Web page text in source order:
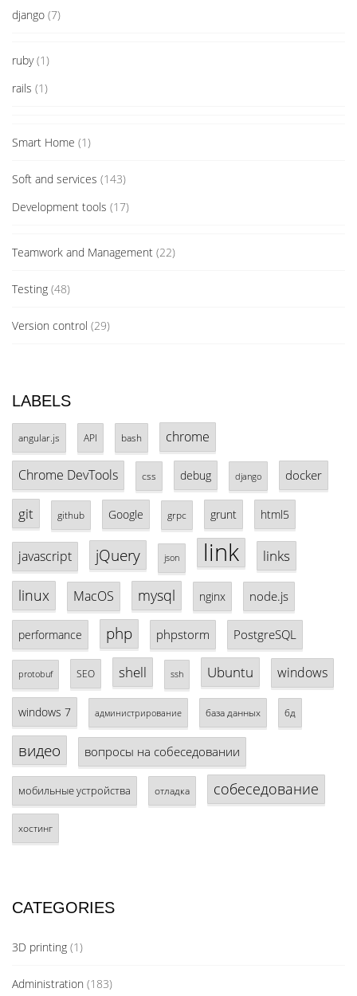
django (7)
ruby(1)
rails (1)
Smart Home (1)
Soft and services (143)
Development tools (17)
Teamwork and Management (22)
Testing (48)
Version control (29)
LABELS
angular.js API bash chrome
Chrome DevTools css debug django docker
git github Google grpc grunt html5
javascript jQuery json link links
linux MacOS mysql nginx node.js
performance php phpstorm PostgreSQL
protobuf SEO shell ssh Ubuntu windows
windows 7 администрирование база данных бд
видео вопросы на собеседовании
мобильные устройства отладка собеседование
хостинг
CATEGORIES
3D printing (1)
Administration (183)